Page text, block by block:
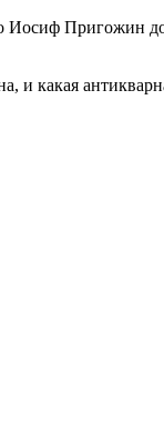
Иосиф Пригожин
какая